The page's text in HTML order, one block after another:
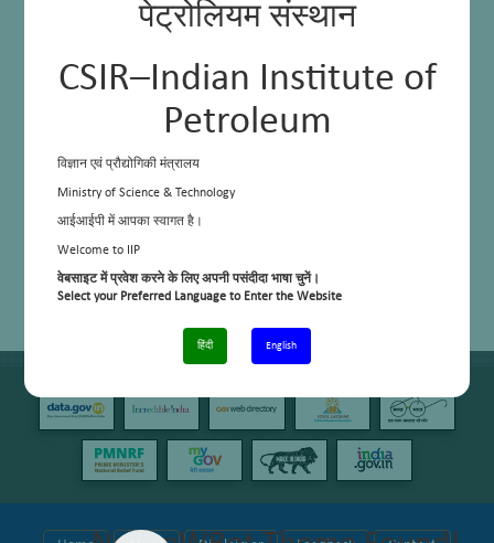
पेट्रोलियम संस्थान
CSIR–Indian Institute of
Petroleum
विज्ञान एवं प्रौद्योगिकी मंत्रालय
Ministry of Science & Technology
आईआईपी में आपका स्वागत है।
Welcome to IIP
वेबसाइट में प्रवेश करने के लिए अपनी पसंदीदा भाषा चुनें।
Select your Preferred Language to Enter the Website
हिंदी English